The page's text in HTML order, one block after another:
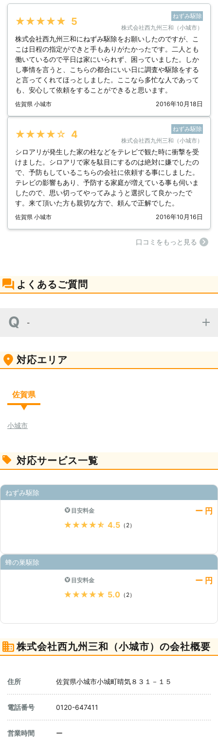
★★★★★ 5
ねずみ駆除
株式会社西九州三和（小城市）
株式会社西九州三和にねずみ駆除をお願いしたのですが、こ
こは日程の指定ができと手もありがたかったです。二人とも
働いているので平日は家にいられず、困っていました。しか
し事情を言うと、こちらの都合にいい日に調査や駆除をする
と言ってくれてほっとしました。ここなら多忙な人であって
も、安心して依頼をすることができると思います。
佐賀県 小城市 2016年10月18日
★★★★★ 4
ねずみ駆除
株式会社西九州三和（小城市）
シロアリが発生した家の柱などをテレビで観た時に衝撃を受
けました。シロアリで家を駄目にするのは絶対に嫌でしたの
で、予防もしているこちらの会社に依頼する事にしました。
テレビの影響もあり、予防する家庭が増えている事も伺いま
したので、思い切ってやってみようと選択して良かったで
す。来て頂いた方も親切な方で、頼んで正解でした。
佐賀県 小城市 2016年10月16日
⼝コミをもっと見る
よくあるご質問
-
対応エリア
佐賀県
小城市
対応サービス一覧
ねずみ駆除
目安料金
ー 円
★★★★★ 4.5 （2）
蜂の巣駆除
目安料金
ー 円
★★★★★ 5.0 （2）
株式会社西九州三和（小城市）の会社概要
住所 佐賀県小城市小城町晴気８３１－１５
電話番号 0120-647411
営業時間 ー